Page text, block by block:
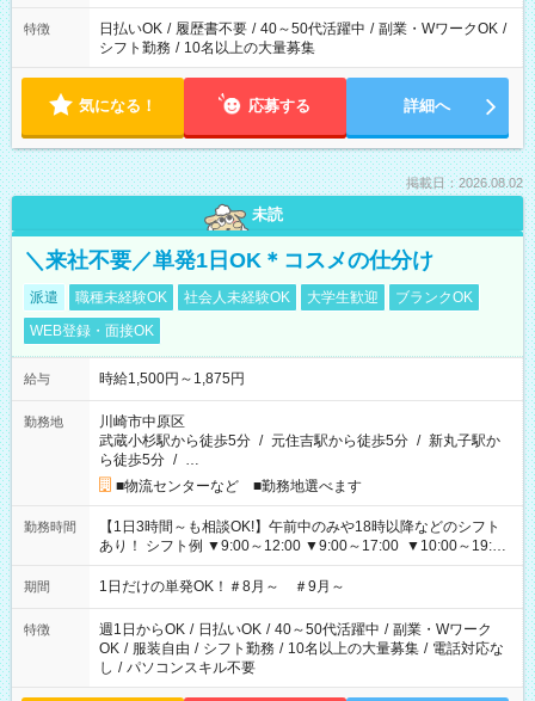
特徴 日払いOK / 履歴書不要 / 40～50代活躍中 / 副業・WワークOK /
シフト勤務 / 10名以上の大量募集
気になる！ 応募する 詳細へ
掲載日：2026.08.02
未読
＼来社不要／単発1日OK＊コスメの仕分け
派遣 職種未経験OK 社会人未経験OK 大学生歓迎
ブランクOK
WEB登録・面接OK
給与 時給1,500円～1,875円
勤務地
川崎市中原区
武蔵小杉駅から徒歩5分 / 元住吉駅から徒歩5分 / 新丸子駅か
ら徒歩5分 / …
■物流センターなど ■勤務地選べます
勤務時間
【1日3時間～も相談OK!】午前中のみや18時以降などのシフト
あり！ シフト例 ▼9:00～12:00 ▼9:00～17:00 ▼10:00～19:00
▼18:00～21:00
期間 1日だけの単発OK！＃8月～ ＃9月～
特徴 週1日からOK / 日払いOK / 40～50代活躍中 / 副業・Wワーク
OK / 服装自由 / シフト勤務 / 10名以上の大量募集 / 電話対応な
し / パソコンスキル不要